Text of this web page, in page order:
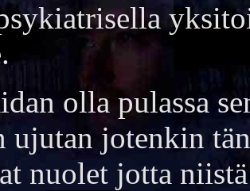
olla pulassa
ujutan jotenkin
nuolet jotta